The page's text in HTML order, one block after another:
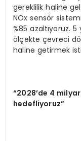
gereklilik haline
NOx sensör
%85 azaltıyoruz.
ölçekte çevreci
haline getirmek
“2028’de 4
hedefliyoruz”